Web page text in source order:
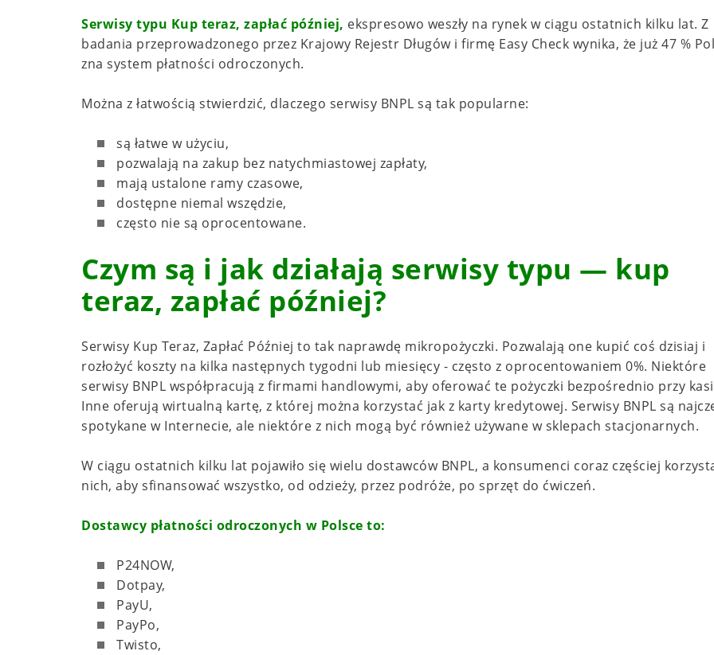
Serwisy typu Kup teraz, zapłać później, ekspresowo weszły na rynek w ciągu ostatnich kilku lat. Z
badania przeprowadzonego przez Krajowy Rejestr Długów i firmę Easy Check wynika, że już 47 %
zna system płatności odroczonych.
Można z łatwością stwierdzić, dlaczego serwisy BNPL są tak popularne:
są łatwe w użyciu,
pozwalają na zakup bez natychmiastowej zapłaty,
mają ustalone ramy czasowe,
dostępne niemal wszędzie,
często nie są oprocentowane.
Czym są i jak działają serwisy typu — kup
teraz, zapłać później?
Serwisy Kup Teraz, Zapłać Później to tak naprawdę mikropożyczki. Pozwalają one kupić coś dzisiaj i
rozłożyć koszty na kilka następnych tygodni lub miesięcy - często z oprocentowaniem 0%. Niektóre
serwisy BNPL współpracują z firmami handlowymi, aby oferować te pożyczki bezpośrednio przy
Inne oferują wirtualną kartę, z której można korzystać jak z karty kredytowej. Serwisy BNPL są
spotykane w Internecie, ale niektóre z nich mogą być również używane w sklepach stacjonarnych.
W ciągu ostatnich kilku lat pojawiło się wielu dostawców BNPL, a konsumenci coraz częściej
nich, aby sfinansować wszystko, od odzieży, przez podróże, po sprzęt do ćwiczeń.
Dostawcy płatności odroczonych w Polsce to:
P24NOW,
Dotpay,
PayU,
PayPo,
Twisto,